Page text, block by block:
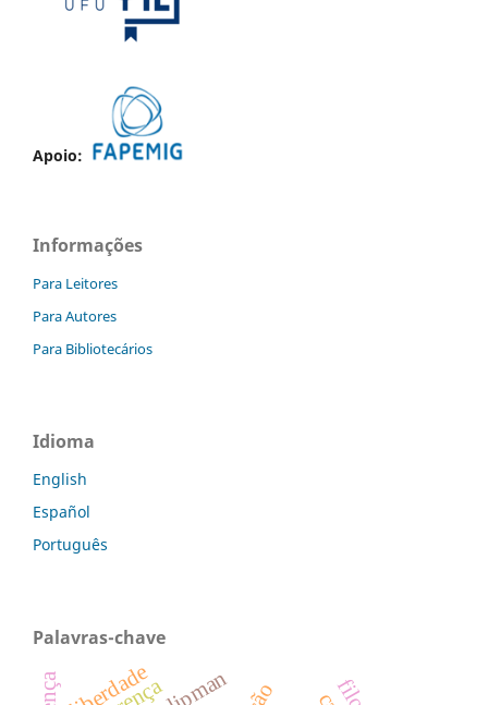
Apoio:
Informações
Para Leitores
Para Autores
Para Bibliotecários
Idioma
English
Español
Português
Palavras-chave
liberdade